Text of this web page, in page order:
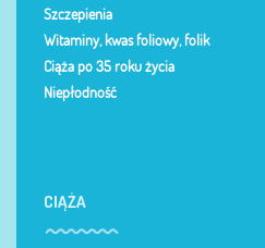
Szczepienia
Witaminy, kwas foliowy, folik
Ciąża po 35 roku życia
Niepłodność
CIĄŻA